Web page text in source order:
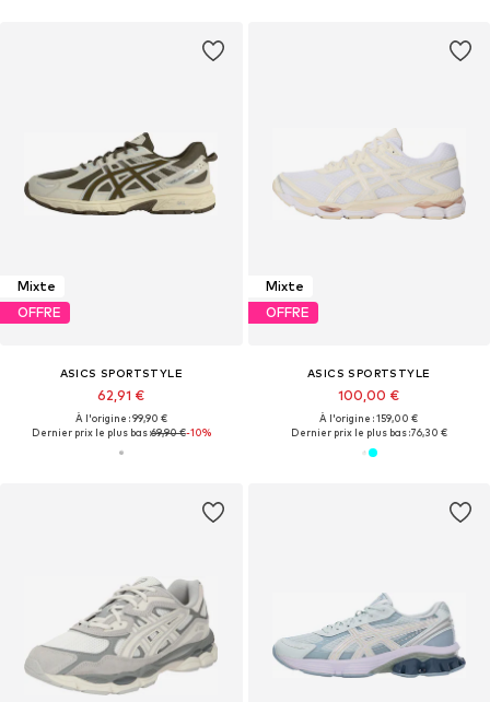
Mixte
OFFRE
ASICS SPORTSTYLE
62,91 €
À l'origine : 99,90 €
Dernier prix le plus bas :69,90 €-10%
Mixte
OFFRE
ASICS SPORTSTYLE
100,00 €
À l'origine : 159,00 €
Dernier prix le plus bas :76,30 €